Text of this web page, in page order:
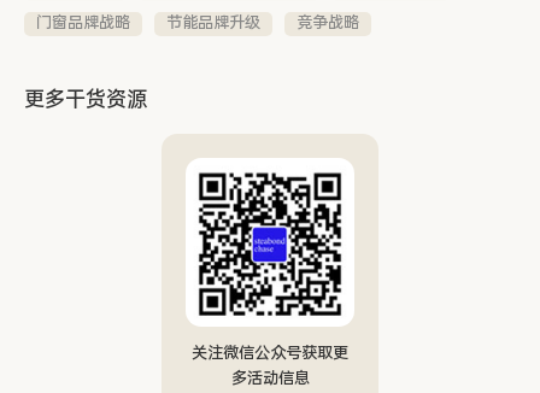
门窗品牌战略
节能品牌升级 竞争战略
更多干货资源
关注微信公众号获取更
多活动信息